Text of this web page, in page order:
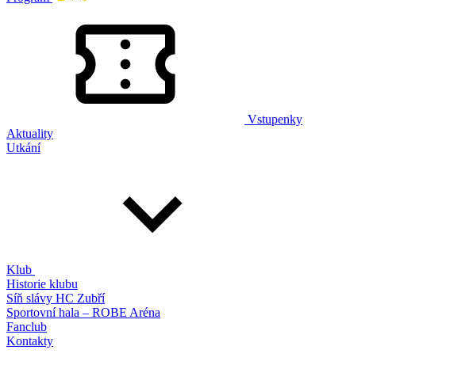
Vstupenky
Aktuality
Utkání
Klub
Historie klubu
Síň slávy HC Zubří
Sportovní hala – ROBE Aréna
Fanclub
Kontakty